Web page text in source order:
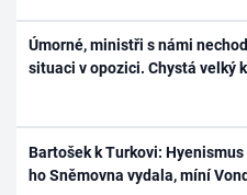
Úmorné, ministři s námi
situaci v opozici. Chystá velký
Bartošek k Turkovi:
ho Sněmovna vydala, míní